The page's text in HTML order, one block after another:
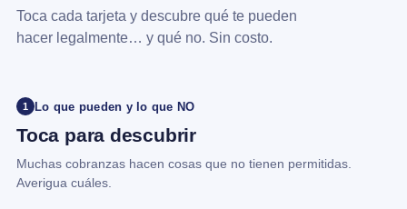
Toca cada tarjeta y descubre qué te pueden
hacer legalmente… y qué no. Sin costo.
1 Lo que pueden y lo que NO
Toca para descubrir
Muchas cobranzas hacen cosas que no tienen permitidas.
Averigua cuáles.